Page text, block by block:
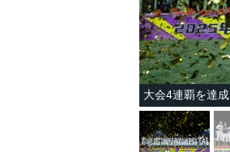
大会4連覇を達成